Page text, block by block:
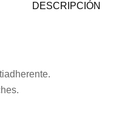
DESCRIPCIÓN